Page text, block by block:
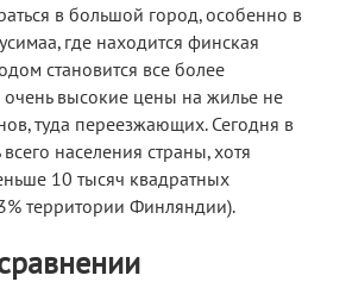
в большой город, особенно в
где находится финская
становится все более
высокие цены на жилье не
туда переезжающих. Сегодня в
населения страны, хотя
10 тысяч квадратных
территории Финляндии).